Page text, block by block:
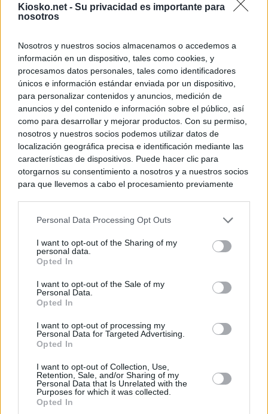
Kiosko.net - Su privacidad es importante para
nosotros
Nosotros y nuestros socios almacenamos o accedemos a
información en un dispositivo, tales como cookies, y
procesamos datos personales, tales como identificadores
únicos e información estándar enviada por un dispositivo,
para personalizar contenidos y anuncios, medición de
anuncios y del contenido e información sobre el público, así
como para desarrollar y mejorar productos. Con su permiso,
nosotros y nuestros socios podemos utilizar datos de
localización geográfica precisa e identificación mediante las
características de dispositivos. Puede hacer clic para
otorgarnos su consentimiento a nosotros y a nuestros socios
para que llevemos a cabo el procesamiento previamente
negar su consentimiento. Tenga en cuenta que algún
de su consentimiento, pero usted tiene el derecho de
rechazar tal procesamiento. Sus preferencias se aplicarán
cualquier momento entrando de nuevo en este sitio web o
visitando nuestra política de privacidad.
Personal Data Processing Opt Outs
I want to opt-out of the Sharing of my
personal data.
Opted In
I want to opt-out of the Sale of my
Personal Data.
Opted In
I want to opt-out of processing my
Personal Data for Targeted Advertising.
Opted In
I want to opt-out of Collection, Use,
Retention, Sale, and/or Sharing of my
Personal Data that Is Unrelated with the
Purposes for which it was collected.
Opted In